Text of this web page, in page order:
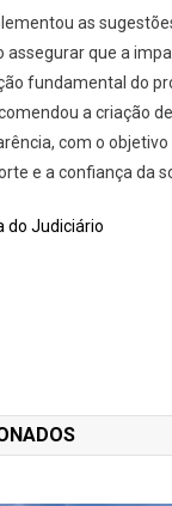
as
assegurar que a
fundamental do
a criação
com o
e a confiança da
do Judiciário